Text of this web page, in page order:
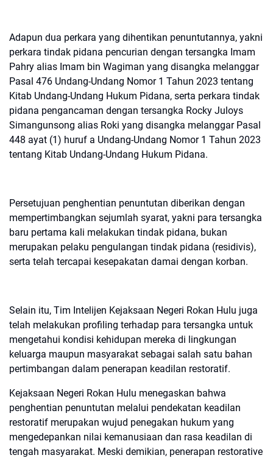
Adapun dua perkara yang dihentikan penuntutannya, yakni
perkara tindak pidana pencurian dengan tersangka Imam
Pahry alias Imam bin Wagiman yang disangka melanggar
Pasal 476 Undang-Undang Nomor 1 Tahun 2023 tentang
Kitab Undang-Undang Hukum Pidana, serta perkara tindak
pidana pengancaman dengan tersangka Rocky Juloys
Simangunsong alias Roki yang disangka melanggar Pasal
448 ayat (1) huruf a Undang-Undang Nomor 1 Tahun 2023
tentang Kitab Undang-Undang Hukum Pidana.
Persetujuan penghentian penuntutan diberikan dengan
mempertimbangkan sejumlah syarat, yakni para tersangka
baru pertama kali melakukan tindak pidana, bukan
merupakan pelaku pengulangan tindak pidana (residivis),
serta telah tercapai kesepakatan damai dengan korban.
Selain itu, Tim Intelijen Kejaksaan Negeri Rokan Hulu juga
telah melakukan profiling terhadap para tersangka untuk
mengetahui kondisi kehidupan mereka di lingkungan
keluarga maupun masyarakat sebagai salah satu bahan
pertimbangan dalam penerapan keadilan restoratif.
Kejaksaan Negeri Rokan Hulu menegaskan bahwa
penghentian penuntutan melalui pendekatan keadilan
restoratif merupakan wujud penegakan hukum yang
mengedepankan nilai kemanusiaan dan rasa keadilan di
tengah masyarakat. Meski demikian, penerapan restorative